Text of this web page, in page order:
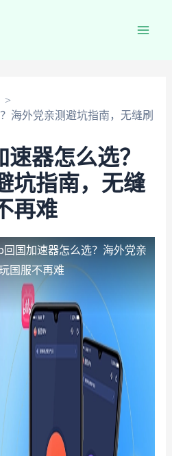
海外党亲测避坑指南，无缝刷
器怎么选？
坑指南，无缝
再难
回国加速器怎么选？海外党亲
国服不再难